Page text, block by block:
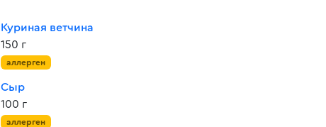
Куриная ветчина
150 г
аллерген
Сыр
100 г
аллерген